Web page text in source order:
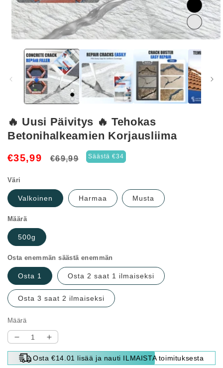
aineisto
modaalisessa
ikkunassa
🔥 Uusi Päivitys 🔥 Tehokas
Betonihalkeamien Korjausliima
€35,99 Normaalihinta
€69,99 Myyntihinta
Säästä €34
Väri
Valkoinen Harmaa Musta
Määrä
500g
Osta enemmän säästä enemmän
Osta 1 Osta 2 saat 1 ilmaiseksi
Osta 3 saat 2 ilmaiseksi
Määrä
Vähennä
tuotteen
🔥
Lisää
tuotteen
🔥
Osta €14.01 lisää ja nauti ILMAISTA toimituksesta